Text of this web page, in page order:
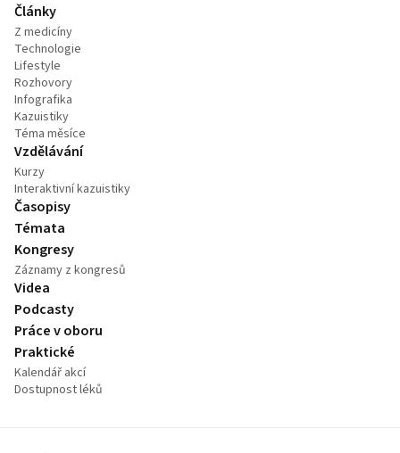
Články
Z medicíny
Technologie
Lifestyle
Rozhovory
Infografika
Kazuistiky
Téma měsíce
Vzdělávání
Kurzy
Interaktivní kazuistiky
Časopisy
Témata
Kongresy
Záznamy z kongresů
Videa
Podcasty
Práce v oboru
Praktické
Kalendář akcí
Dostupnost léků